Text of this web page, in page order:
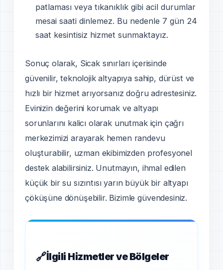
patlaması veya tıkanıklık gibi acil durumlar
mesai saati dinlemez. Bu nedenle 7 gün 24
saat kesintisiz hizmet sunmaktayız.
Sonuç olarak, Sicak sınırları içerisinde
güvenilir, teknolojik altyapıya sahip, dürüst ve
hızlı bir hizmet arıyorsanız doğru adrestesiniz.
Evinizin değerini korumak ve altyapı
sorunlarını kalicı olarak unutmak için çağrı
merkezimizi arayarak hemen randevu
oluşturabilir, uzman ekibimizden profesyonel
destek alabilirsiniz. Unutmayın, ihmal edilen
küçük bir su sızıntısı yarın büyük bir altyapı
çöküşüne dönüşebilir. Bizimle güvendesiniz.
İlgili Hizmetler ve Bölgeler